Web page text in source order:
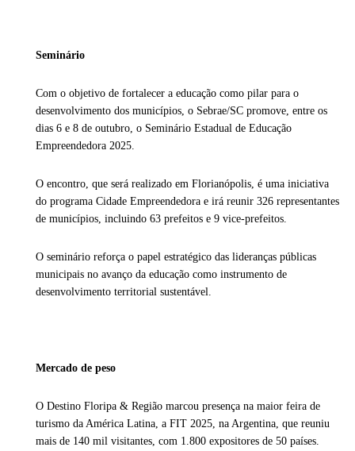
Seminário
Com o objetivo de fortalecer a educação como pilar para o
desenvolvimento dos municípios, o Sebrae/SC promove, entre os
dias 6 e 8 de outubro, o Seminário Estadual de Educação
Empreendedora 2025.
O encontro, que será realizado em Florianópolis, é uma iniciativa
do programa Cidade Empreendedora e irá reunir 326 representantes
de municípios, incluindo 63 prefeitos e 9 vice-prefeitos.
O seminário reforça o papel estratégico das lideranças públicas
municipais no avanço da educação como instrumento de
desenvolvimento territorial sustentável.
Mercado de peso
O Destino Floripa & Região marcou presença na maior feira de
turismo da América Latina, a FIT 2025, na Argentina, que reuniu
mais de 140 mil visitantes, com 1.800 expositores de 50 países.